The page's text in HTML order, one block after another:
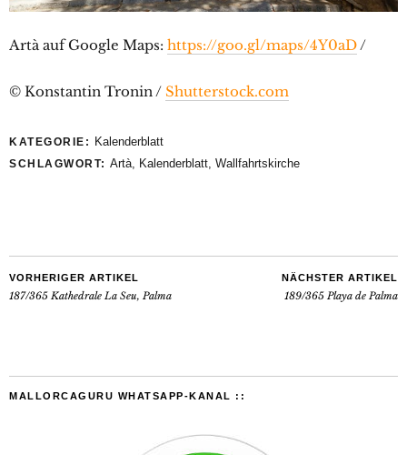
Artà auf Google Maps: https://goo.gl/maps/4Y0aD/
© Konstantin Tronin / Shutterstock.com
KATEGORIE: Kalenderblatt
SCHLAGWORT: Artà, Kalenderblatt, Wallfahrtskirche
VORHERIGER ARTIKEL
187/365 Kathedrale La Seu, Palma
NÄCHSTER ARTIKEL
189/365 Playa de Palma
MALLORCAGURU WHATSAPP-KANAL ::